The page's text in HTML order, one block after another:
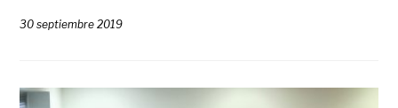
30 septiembre 2019